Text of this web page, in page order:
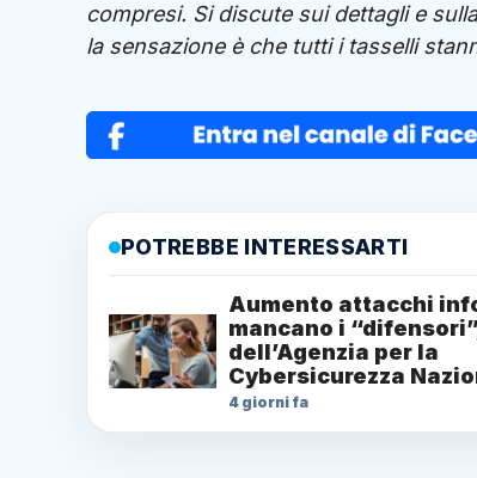
compresi. Si discute sui dettagli e
la sensazione è che tutti i tasselli
POTREBBE INTERESSARTI
Aumento attacchi
mancano i
dell’Agenzia per la
Cybersicurezza
4 giorni fa